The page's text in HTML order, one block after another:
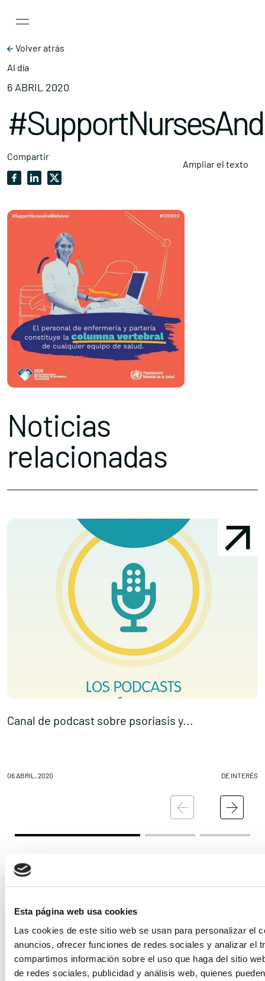
Esta página web usa cookies
Las cookies de este sitio web se usan para personalizar el
anuncios, ofrecer funciones de redes sociales y analizar el
compartimos información sobre el uso que haga del sitio
de redes sociales, publicidad y análisis web, quienes
Main Navigation
Volver atrás
Al día
6 ABRIL 2020
Compartir
Ampliar el texto
Noticias
relacionadas
Canal de podcast sobre psoriasis y...
06 ABRIL, 2020 DE INTERÉS